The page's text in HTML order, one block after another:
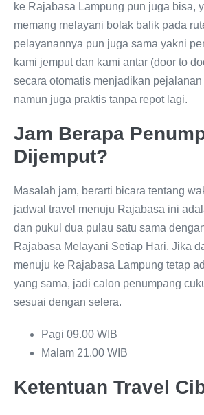
ke Rajabasa Lampung pun juga bisa,
memang melayani bolak balik pada
pelayanannya pun juga sama yakni
kami jemput dan kami antar (door to
secara otomatis menjadikan
namun juga praktis tanpa repot lagi.
Jam Berapa
Dijemput?
Masalah jam, berarti bicara tentang
jadwal travel menuju Rajabasa ini
dan pukul dua pulau satu sama
Rajabasa Melayani Setiap Hari. Jika
menuju ke Rajabasa Lampung tetap
yang sama, jadi calon penumpang
sesuai dengan selera.
Pagi 09.00 WIB
Malam 21.00 WIB
Ketentuan Travel